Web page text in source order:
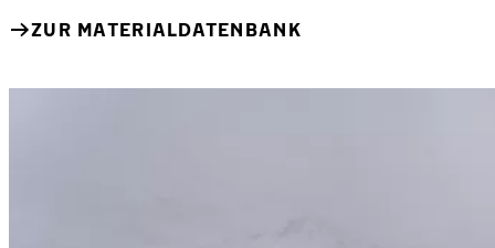
ZUR MATERIALDATENBANK